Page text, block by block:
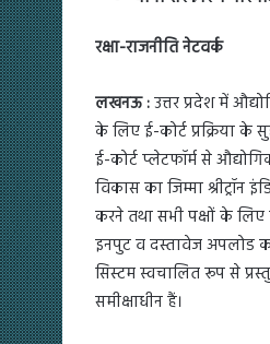
रक्षा-राजनीति नेटवर्क
लखनऊ :उत्तर प्रदेश में
के लिए ई-कोर्ट प्रक्रिया के
ई-कोर्ट प्लेटफॉर्म से
विकास का जिम्मा
करने तथा सभी पक्षों के
इनपुट व दस्तावेज अपलोड
सिस्टम स्वचालित रूप से
समीक्षाधीन हैं।